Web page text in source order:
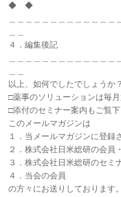
◆ ◆
４．編集後記
以上、如何でしたでしょうか？
□薬事のソリューションは毎
□添付のセミナー案内もご覧下
このメールマガジンは
１．当メールマガジンに登録
２．株式会社日米総研の会員
３．株式会社日米総研のセミ
４．当会の会員
の方々にお送りしております。